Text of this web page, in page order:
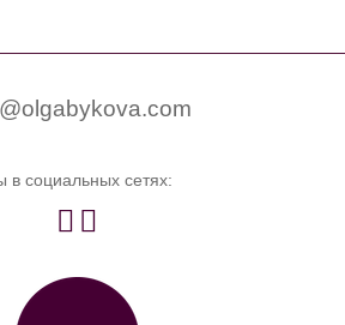
в социальных сетях:
 